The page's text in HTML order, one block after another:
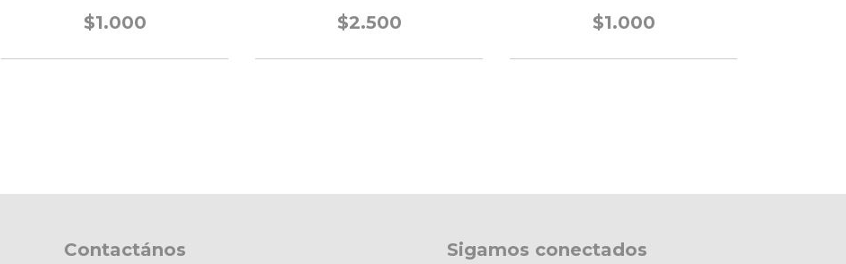
$1.000 $2.500 $1.000
Contactános Sigamos conectados